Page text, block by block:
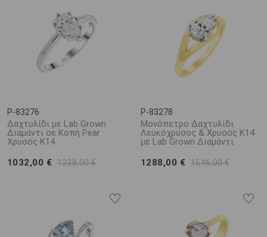
P-83276
Δαχτυλίδι με Lab Grown
Διαμάντι σε Κοπή Pear
Χρυσός K14
1032,00 € 1238,00 €
P-83278
Μονόπετρο Δαχτυλίδι
Λευκόχρυσος & Χρυσός K14
με Lab Grown Διαμάντι
1288,00 € 1546,00 €